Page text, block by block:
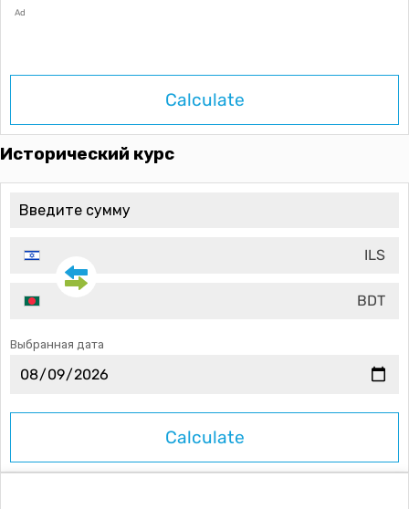
Ad
Calculate
Исторический курс
ILS
BDT
Выбранная дата